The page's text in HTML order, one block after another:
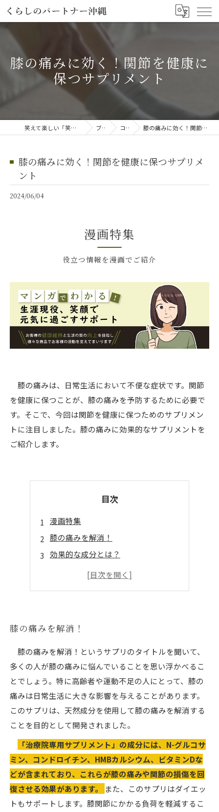
膝の痛みに効く！関節を健康に
保つサプリメント
笑えて楽しい「笑える介護予防体操教室」 ブログ コラム 膝の痛みに効く！関節を健康に保つサプリメント
膝の痛みに効く！関節を健康に保つサプリメ
ント
2024/06/04
漫画特集
役立つ情報を漫画でご紹介
膝の痛みは、日常生活において不便な症状です。関節
を健康に保つことが、膝の痛みを予防するために必要で
す。そこで、今回は関節を健康に保つためのサプリメン
トに注目しました。膝の痛みに効果的なサプリメントを
ご紹介します。
目次
漫画特集
膝の痛みを解消！
効果的な成分とは？
関節の老化を防止！
膝の痛みを解消！
膝の痛みを解消！というサプリのタイトルを聞いて、
多くの人が膝の痛みに悩んでいることを思い浮かべるこ
とでしょう。特に高齢者や運動不足の人にとって、膝の
痛みは日常生活に大きな影響を与えることがあります。
このサプリは、天然成分を使用して膝の痛みを解消する
ことを目的として開発されました。
「治療院専用サプリメント」の成分には、N-グルコサ
ミン、コンドロイチン、HMBカルシウム、ビタミンDな
どが含まれており、これらが膝の痛みや関節の損傷を回
復させる効果があります。
また、このサプリはダイエッ
トもサポートします。膝関節にかかる負荷を軽減するこ